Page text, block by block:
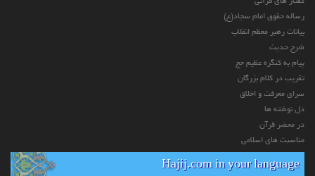
رساله حقوق امام سجاد(ع)
بیانات رهبر معظم انقلاب
شرح حدیث
پیام به کنگره عظیم حج
تقریب در کلام بزرگان
سرای معرفت و اخلاق
دل نوشته ها
در محضر قرآن
مناسبت های اسلامی
Hajij.com in your language